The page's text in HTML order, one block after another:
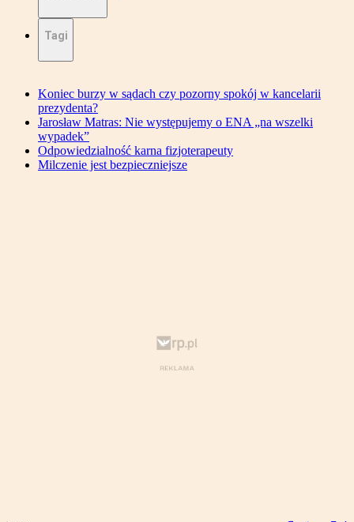
Tagi
Koniec burzy w sądach czy pozorny spokój w kancelarii
prezydenta?
Jarosław Matras: Nie występujemy o ENA „na wszelki
wypadek”
Odpowiedzialność karna fizjoterapeuty
Milczenie jest bezpieczniejsze